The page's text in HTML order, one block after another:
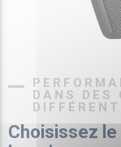
DANS DES
Choisissez le